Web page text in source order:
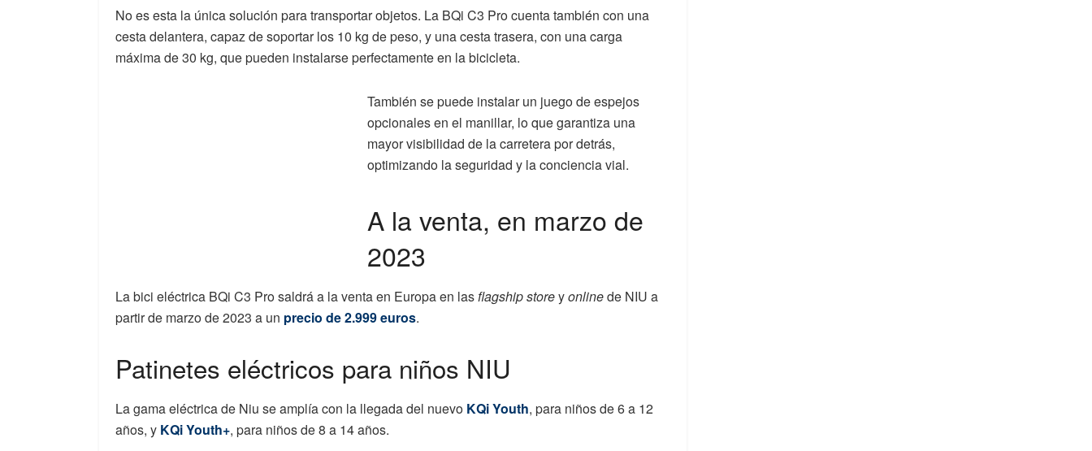
No es esta la única solución para transportar objetos. La BQi C3 Pro cuenta también con una
cesta delantera, capaz de soportar los 10 kg de peso, y una cesta trasera, con una carga
máxima de 30 kg, que pueden instalarse perfectamente en la bicicleta.
También se puede instalar un juego de espejos
opcionales en el manillar, lo que garantiza una
mayor visibilidad de la carretera por detrás,
optimizando la seguridad y la conciencia vial.
A la venta, en marzo de
2023
La bici eléctrica BQi C3 Pro saldrá a la venta en Europa en lasflagshipstoreyonlinede NIU a
partir de marzo de 2023 a un precio de 2.999 euros.
Patinetes eléctricos para niños NIU
La gama eléctrica de Niu se amplía con la llegada del nuevo KQi Youth, para niños de 6 a 12
años, y KQi Youth+, para niños de 8 a 14 años.